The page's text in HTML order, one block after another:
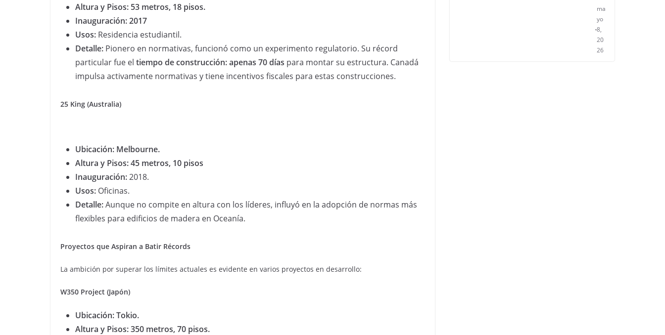
Altura y Pisos: 53 metros, 18 pisos.
Inauguración: 2017
Usos: Residencia estudiantil.
Detalle: Pionero en normativas, funcionó como un experimento regulatorio. Su récord
particular fue el tiempo de construcción: apenas 70 días para montar su estructura. Canadá
impulsa activamente normativas y tiene incentivos fiscales para estas construcciones.
25 King (Australia)
Ubicación: Melbourne.
Altura y Pisos: 45 metros, 10 pisos
Inauguración:2018.
Usos: Oficinas.
Detalle:Aunque no compite en altura con los líderes, influyó en la adopción de normas más
flexibles para edificios de madera en Oceanía.
Proyectos que Aspiran a Batir Récords
La ambición por superar los límites actuales es evidente en varios proyectos en desarrollo:
W350 Project (Japón)
Ubicación: Tokio.
Altura y Pisos: 350 metros, 70 pisos.
ma
yo
8,
20
26